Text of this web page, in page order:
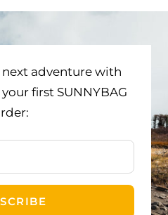
toto
adventure with
first SUNNYBAG